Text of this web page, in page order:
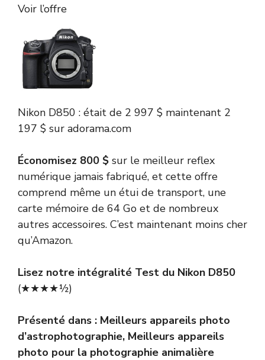
Voir l’offre
Nikon D850 : était de 2 997 $ maintenant 2
197 $ sur adorama.com
Économisez 800 $ sur le meilleur reflex
numérique jamais fabriqué, et cette offre
comprend même un étui de transport, une
carte mémoire de 64 Go et de nombreux
autres accessoires. C’est maintenant moins cher
qu’Amazon.
Lisez notre intégralité Test du Nikon D850
(★★★★½)
Présenté dans : Meilleurs appareils photo
d’astrophotographie, Meilleurs appareils
photo pour la photographie animalière